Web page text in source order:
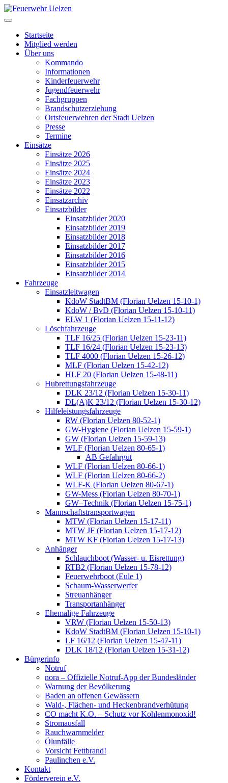
Startseite
Mitglied werden
Über uns
Kommando
Informationen
Kinderfeuerwehr
Jugendfeuerwehr
Fachgruppen
Brandschutzerziehung
Ortsfeuerwehren der Stadt Uelzen
Presse
Termine
Einsätze
Einsätze 2026
Einsätze 2025
Einsätze 2024
Einsätze 2023
Einsätze 2022
Einsatzarchiv
Einsatzbilder
Einsatzbilder 2020
Einsatzbilder 2019
Einsatzbilder 2018
Einsatzbilder 2017
Einsatzbilder 2016
Einsatzbilder 2015
Einsatzbilder 2014
Fahrzeuge
Einsatzleitwagen
KdoW StadtBM (Florian Uelzen 15-10-1)
KdoW / BvD (Florian Uelzen 15-10-11)
ELW 1 (Florian Uelzen 15-11-12)
Löschfahrzeuge
TLF 16/25 (Florian Uelzen 15-23-11)
TLF 16/24 (Florian Uelzen 15-23-13)
TLF 4000 (Florian Uelzen 15-26-12)
MLF (Florian Uelzen 15-42-12)
HLF 20 (Florian Uelzen 15-48-11)
Hubrettungsfahrzeuge
DLK 23/12 (Florian Uelzen 15-30-11)
DL(A)K 23/12 (Florian Uelzen 15-30-12)
Hilfeleistungsfahrzeuge
RW (Florian Uelzen 80-52-1)
GW-Hygiene (Florian Uelzen 15-59-1)
GW (Florian Uelzen 15-59-13)
WLF (Florian Uelzen 80-65-1)
AB Gefahrgut
WLF (Florian Uelzen 80-66-1)
WLF (Florian Uelzen 80-66-2)
WLF-K (Florian Uelzen 80-67-1)
GW-Mess (Florian Uelzen 80-70-1)
GW–Technik (Florian Uelzen 15-75-1)
Mannschaftstransportwagen
MTW (Florian Uelzen 15-17-11)
MTW JF (Florian Uelzen 15-17-12)
MTW KF (Florian Uelzen 15-17-13)
Anhänger
Schlauchboot (Wasser- u. Eisrettung)
RTB2 (Florian Uelzen 15-78-12)
Feuerwehrboot (Eule 1)
Schaum-Wasserwerfer
Streuanhänger
Transportanhänger
Ehemalige Fahrzeuge
VRW (Florian Uelzen 15-50-13)
KdoW StadtBM (Florian Uelzen 15-10-1)
LF 16/12 (Florian Uelzen 15-47-11)
DLK 18/12 (Florian Uelzen 15-31-12)
Bürgerinfo
Notruf
nora – Offizielle Notruf-App der Bundesländer
Warnung der Bevölkerung
Baden an offenen Gewässern
Wald-, Flächen- und Heckenbrandverhütung
CO macht K.O. – Schutz vor Kohlenmonoxid!
Stromausfall
Rauchwarnmelder
Ölunfälle
Vorsicht Fettbrand!
Paulinchen e.V.
Kontakt
Förderverein e.V.